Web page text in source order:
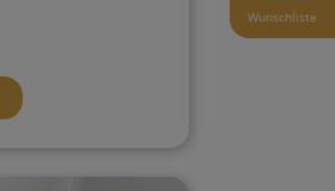
Wunschliste